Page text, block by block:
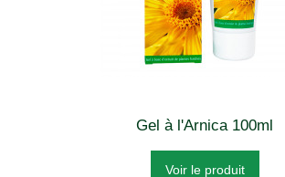
Gel à l'Arnica 100ml
Voir le produit